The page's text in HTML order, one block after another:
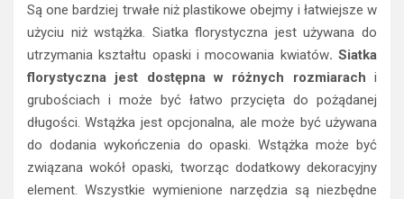
Są one bardziej trwałe niż plastikowe obejmy i łatwiejsze w
użyciu niż wstążka. Siatka florystyczna jest używana do
utrzymania kształtu opaski i mocowania kwiatów. Siatka
florystyczna jest dostępna w różnych rozmiarach i
grubościach i może być łatwo przycięta do pożądanej
długości. Wstążka jest opcjonalna, ale może być używana
do dodania wykończenia do opaski. Wstążka może być
związana wokół opaski, tworząc dodatkowy dekoracyjny
element. Wszystkie wymienione narzędzia są niezbędne